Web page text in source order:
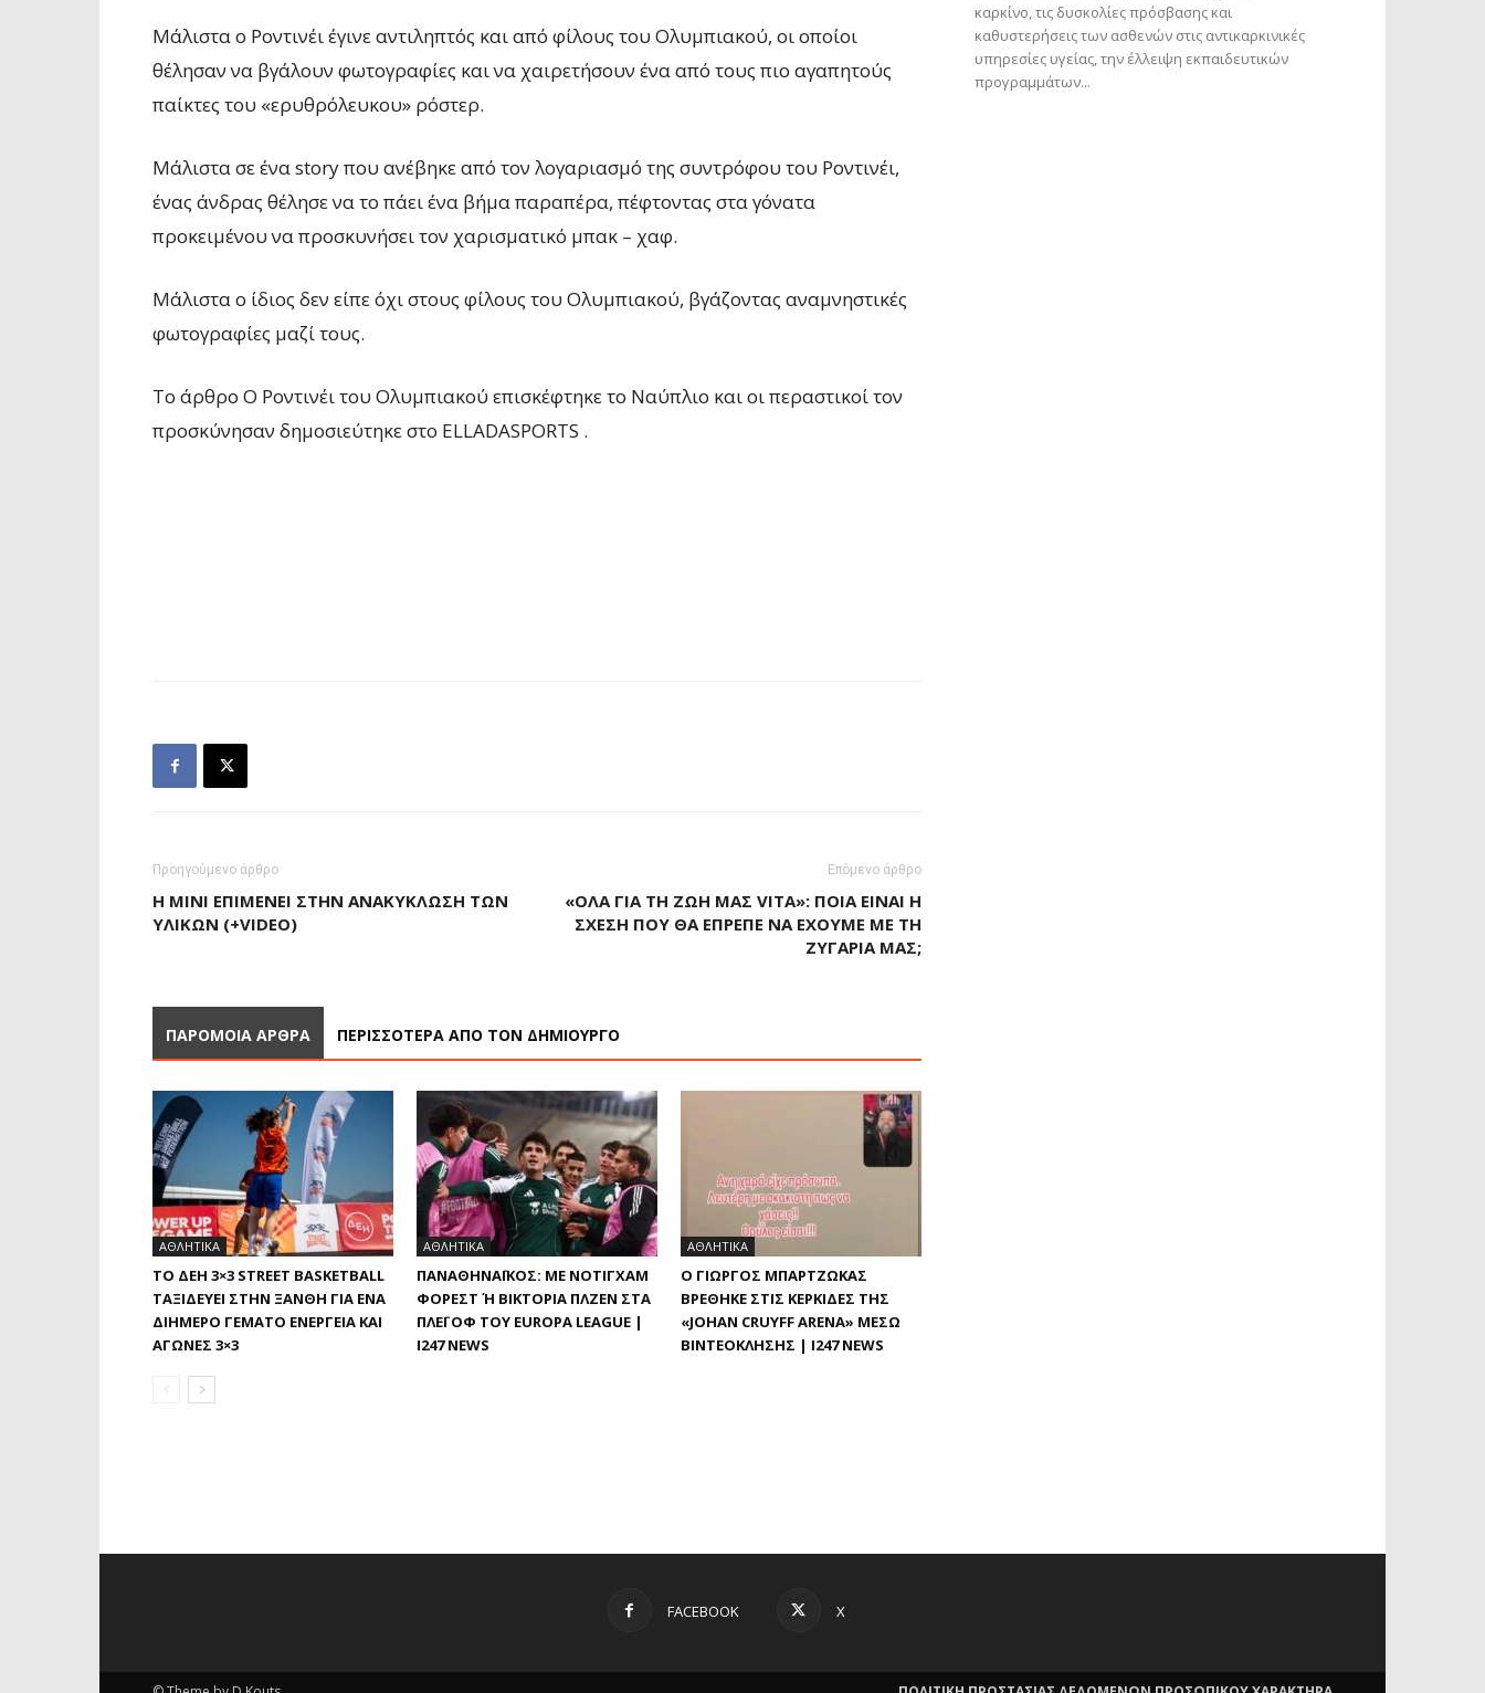
Μάλιστα ο Ροντινέι έγινε αντιληπτός και από φίλους του Ολυμπιακού, οι οποίοι
θέλησαν να βγάλουν φωτογραφίες και να χαιρετήσουν ένα από τους πιο αγαπητούς
παίκτες του «ερυθρόλευκου» ρόστερ.
Μάλιστα σε ένα story που ανέβηκε από τον λογαριασμό της συντρόφου του Ροντινέι,
ένας άνδρας θέλησε να το πάει ένα βήμα παραπέρα, πέφτοντας στα γόνατα
προκειμένου να προσκυνήσει τον χαρισματικό μπακ – χαφ.
Μάλιστα ο ίδιος δεν είπε όχι στους φίλους του Ολυμπιακού, βγάζοντας αναμνηστικές
φωτογραφίες μαζί τους.
To άρθρο Ο Ροντινέι του Ολυμπιακού επισκέφτηκε το Ναύπλιο και οι περαστικοί τον
προσκύνησαν δημοσιεύτηκε στο ELLADASPORTS .
Προηγούμενο άρθρο
H ΜΙΝΙ ΕΠΙΜΈΝΕΙ ΣΤΗΝ ΑΝΑΚΎΚΛΩΣΗ ΤΩΝ
ΥΛΙΚΏΝ (+VIDEO)
Επόμενο άρθρο
«ΌΛΑ ΓΙΑ ΤΗ ΖΩΉ ΜΑΣ VITA»: ΠΟΙΑ ΕΊΝΑΙ Η
ΣΧΈΣΗ ΠΟΥ ΘΑ ΈΠΡΕΠΕ ΝΑ ΈΧΟΥΜΕ ΜΕ ΤΗ
ΖΥΓΑΡΙΆ ΜΑΣ;
ΠΑΡΟΜΟΙΑ ΑΡΘΡΑ ΠΕΡΙΣΣΟΤΕΡΑ ΑΠΟ ΤΟΝ ΔΗΜΙΟΥΡΓΟ
ΑΘΛΗΤΙΚΑ
ΤΟ ΔΕΗ 3×3 STREET BASKETBALL
ΤΑΞΙΔΕΎΕΙ ΣΤΗΝ ΞΆΝΘΗ ΓΙΑ ΈΝΑ
ΔΙΉΜΕΡΟ ΓΕΜΆΤΟ ΕΝΈΡΓΕΙΑ ΚΑΙ
ΑΓΏΝΕΣ 3×3
ΑΘΛΗΤΙΚΑ
ΠΑΝΑΘΗΝΑΪΚΌΣ: ΜΕ ΝΌΤΙΓΧΑΜ
ΦΌΡΕΣΤ Ή ΒΙΚΤΌΡΙΑ ΠΛΖΕΝ ΣΤΑ Π
ΛΈΙ ΟΦ ΤΟΥ EUROPA LEAGUE |
I247 NEWS
ΑΘΛΗΤΙΚΑ
Ο ΓΙΏΡΓΟΣ ΜΠΑΡΤΖΏΚΑΣ
ΒΡΈΘΗΚΕ ΣΤΙΣ ΚΕΡΚΊΔΕΣ ΤΗΣ
«JOHAN CRUYFF ARENA» ΜΈΣΩ
ΒΙΝΤΕΟΚΛΉΣΗΣ | I247 NEWS
καρκίνο, τις δυσκολίες πρόσβασης και
καθυστερήσεις των ασθενών στις αντικαρκινικές
υπηρεσίες υγείας, την έλλειψη εκπαιδευτικών
προγραμμάτων...
FACEBOOK X